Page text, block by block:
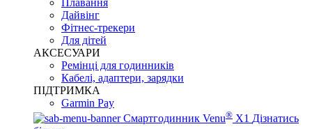
Плавання
Дайвінг
Фітнес-трекери
Для дітей
АКСЕСУАРИ
Ремінці для годинників
Кабелі, адаптери, зарядки
ПІДТРИМКА
Garmin Pay
Смартгодинник Venu® X1 Дізнатись